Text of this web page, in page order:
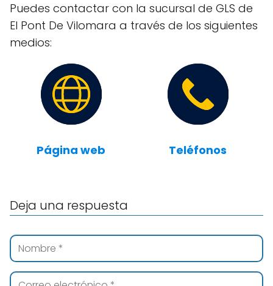
Puedes contactar con la sucursal de GLS de
El Pont De Vilomara a través de los siguientes
medios:
Página web Teléfonos
Deja una respuesta